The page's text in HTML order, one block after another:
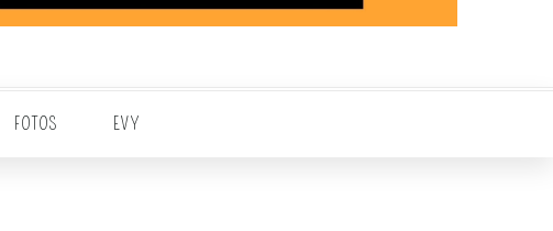
FOTOS EVY